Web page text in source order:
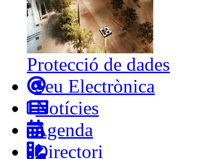
Protecció de dades
Seu Electrònica
Notícies
Agenda
Directori